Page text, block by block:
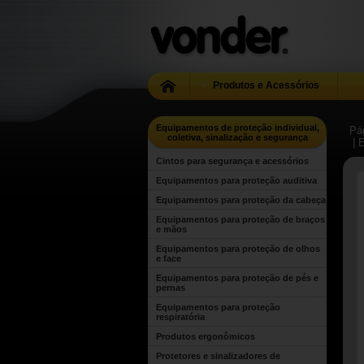
Produtos e Acessórios
Equipamentos de proteção individual,
coletiva, sinalização e segurança
Cintos para segurança e acessórios
Equipamentos para proteção auditiva
Equipamentos para proteção da cabeça
Equipamentos para proteção de braços
e mãos
Equipamentos para proteção de olhos
e face
Equipamentos para proteção de pés e
pernas
Equipamentos para proteção
respiratória
Produtos ergonômicos
Protetores e sinalizadores de
|